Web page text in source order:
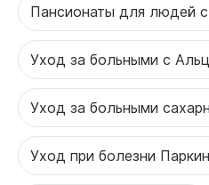
Пансионаты для людей
Уход за больными с
Уход за больными
Уход при болезни